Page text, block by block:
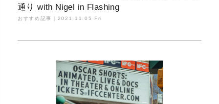
通り with Nigel in Flashing
おすすめ記事｜ 2021.11.05 Fri